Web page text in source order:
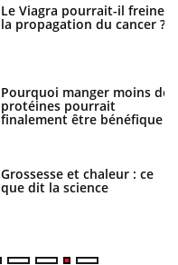
Le Viagra pourrait-il freiner
la propagation du cancer ?
Pourquoi manger moins de
protéines pourrait
finalement être bénéfique
Grossesse et chaleur : ce
que dit la science